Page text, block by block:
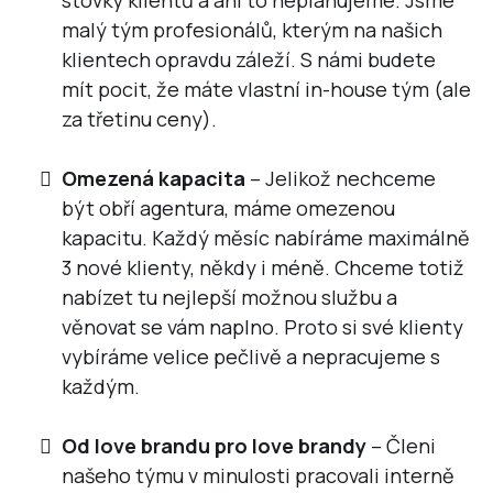
malý tým profesionálů, kterým na našich
klientech opravdu záleží. S námi budete
mít pocit, že máte vlastní in-house tým (ale
za třetinu ceny).
Omezená kapacita – Jelikož nechceme
být obří agentura, máme omezenou
kapacitu. Každý měsíc nabíráme maximálně
3 nové klienty, někdy i méně. Chceme totiž
nabízet tu nejlepší možnou službu a
věnovat se vám naplno. Proto si své klienty
vybíráme velice pečlivě a nepracujeme s
každým.
Od love brandu pro love brandy – Členi
našeho týmu v minulosti pracovali interně